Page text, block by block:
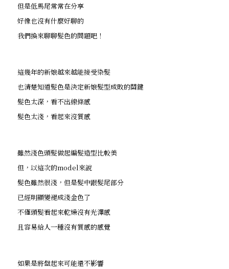
但是低馬尾常常在分享
好像也沒有什麼好聊的
我們換來聊聊髮色的問題吧！
這幾年的新娘越來越能接受染髮
也清楚知道髮色是決定新娘髮型成敗的關鍵
髮色太深，看不出線條感
髮色太淺，看起來沒質感
雖然淺色頭髮做起編髮造型比較美
但，以這次的model來說
髮色雖然很淺，但是髮中跟髮尾部分
已經明顯變褪成淺金色了
不僅頭髮看起來乾燥沒有光澤感
且容易給人一種沒有質感的感覺
如果是將盤起來可能還不影響